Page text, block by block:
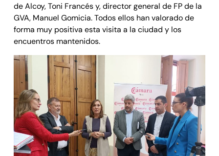
de Alcoy, Toni Francés y, director general de FP de la
GVA, Manuel Gomicia. Todos ellos han valorado de
forma muy positiva esta visita a la ciudad y los
encuentros mantenidos.